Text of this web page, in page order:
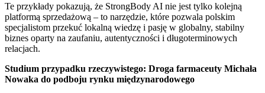
Te przykłady pokazują, że StrongBody AI nie jest tylko kolejną
platformą sprzedażową – to narzędzie, które pozwala polskim
specjalistom przekuć lokalną wiedzę i pasję w globalny, stabilny
biznes oparty na zaufaniu, autentyczności i długoterminowych
relacjach.
Studium przypadku rzeczywistego: Droga farmaceuty Michała
Nowaka do podboju rynku międzynarodowego